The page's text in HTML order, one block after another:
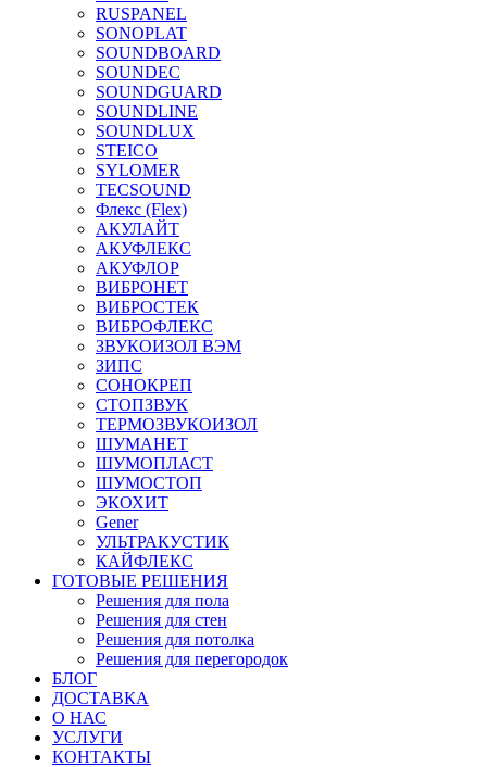
RUSPANEL
SONOPLAT
SOUNDBOARD
SOUNDEC
SOUNDGUARD
SOUNDLINE
SOUNDLUX
STEICO
SYLOMER
TECSOUND
Флекс (Flex)
АКУЛАЙТ
АКУФЛЕКС
АКУФЛОР
ВИБРОНЕТ
ВИБРОСТЕК
ВИБРОФЛЕКС
ЗВУКОИЗОЛ ВЭМ
ЗИПС
СОНОКРЕП
СТОПЗВУК
ТЕРМОЗВУКОИЗОЛ
ШУМАНЕТ
ШУМОПЛАСТ
ШУМОСТОП
ЭКОХИТ
Gener
УЛЬТРАКУСТИК
КАЙФЛЕКС
ГОТОВЫЕ РЕШЕНИЯ
Решения для пола
Решения для стен
Решения для потолка
Решения для перегородок
БЛОГ
ДОСТАВКА
О НАС
УСЛУГИ
КОНТАКТЫ